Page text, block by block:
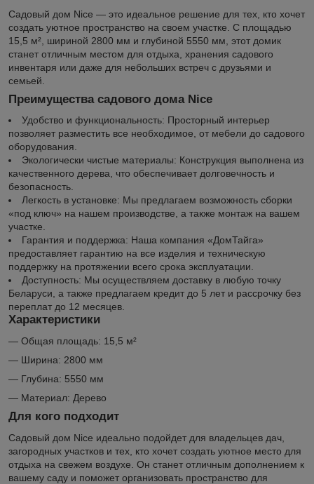
Садовый дом Nice — это идеальное решение для тех, кто хочет
создать уютное пространство на своем участке. С площадью
15,5 м², шириной 2800 мм и глубиной 5550 мм, этот домик
станет отличным местом для отдыха, хранения садового
инвентаря или даже для небольших встреч с друзьями и
семьей.
Преимущества садового дома Nice
Удобство и функциональность: Просторный интерьер
позволяет разместить все необходимое, от мебели до садового
оборудования.
Экологически чистые материалы: Конструкция выполнена из
качественного дерева, что обеспечивает долговечность и
безопасность.
Легкость в установке: Мы предлагаем возможность сборки
«под ключ» на нашем производстве, а также монтаж на вашем
участке.
Гарантия и поддержка: Наша компания «ДомТайга»
предоставляет гарантию на все изделия и техническую
поддержку на протяжении всего срока эксплуатации.
Доступность: Мы осуществляем доставку в любую точку
Беларуси, а также предлагаем кредит до 5 лет и рассрочку без
переплат до 12 месяцев.
Характеристики
— Общая площадь: 15,5 м²
— Ширина: 2800 мм
— Глубина: 5550 мм
— Материал: Дерево
Для кого подходит
Садовый дом Nice идеально подойдет для владельцев дач,
загородных участков и тех, кто хочет создать уютное место для
отдыха на свежем воздухе. Он станет отличным дополнением к
вашему саду и поможет организовать пространство для